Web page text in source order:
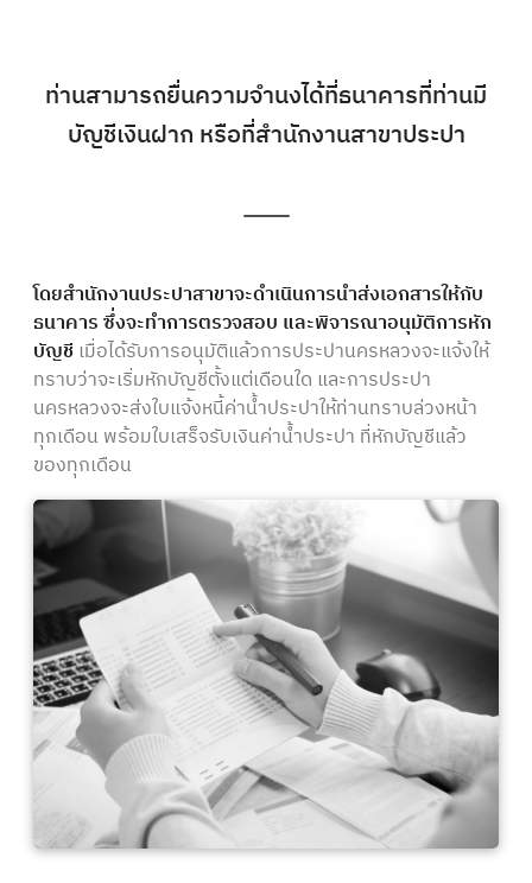
ท่านสามารถยื่นความจำนงได้ที่ธนาคารที่ท่านมี
บัญชีเงินฝาก หรือที่สำนักงานสาขาประปา
โดยสำนักงานประปาสาขาจะดำเนินการนำส่งเอกสารให้กับ
ธนาคาร ซึ่งจะทำการตรวจสอบ และพิจารณาอนุมัติการหัก
บัญชี เมื่อได้รับการอนุมัติแล้วการประปานครหลวงจะแจ้งให้
ทราบว่าจะเริ่มหักบัญชีตั้งแต่เดือนใด และการประปา
นครหลวงจะส่งใบแจ้งหนี้ค่าน้ำประปาให้ท่านทราบล่วงหน้า
ทุกเดือน พร้อมใบเสร็จรับเงินค่าน้ำประปา ที่หักบัญชีแล้ว
ของทุกเดือน